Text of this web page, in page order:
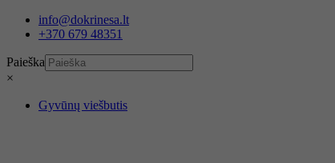
info@dokrinesa.lt
+370 679 48351
Paieška
×
Gyvūnų viešbutis